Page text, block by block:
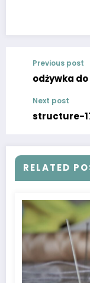
Previous post
odżywka do
Next post
structure-
RELATED